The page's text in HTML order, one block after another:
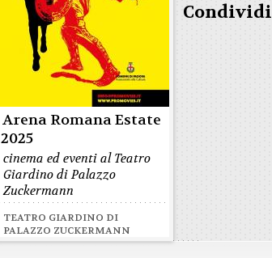
Arena Romana Estate
2025
cinema ed eventi al Teatro
Giardino di Palazzo
Zuckermann
TEATRO GIARDINO DI
PALAZZO ZUCKERMANN
Condividi